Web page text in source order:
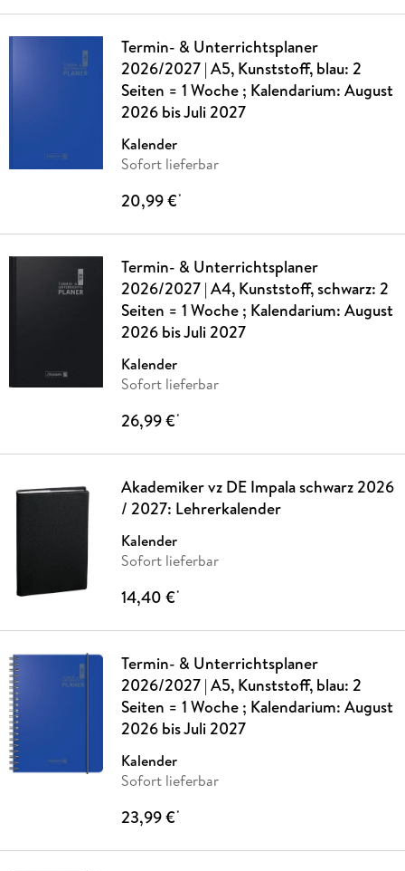
Termin- & Unterrichtsplaner
2026/2027 | A5, Kunststoff, blau: 2
Seiten = 1 Woche ; Kalendarium: August
2026 bis Juli 2027
Kalender
Sofort lieferbar
20,99 €*
Termin- & Unterrichtsplaner
2026/2027 | A4, Kunststoff, schwarz: 2
Seiten = 1 Woche ; Kalendarium: August
2026 bis Juli 2027
Kalender
Sofort lieferbar
26,99 €*
Akademiker vz DE Impala schwarz 2026
/ 2027: Lehrerkalender
Kalender
Sofort lieferbar
14,40 €*
Termin- & Unterrichtsplaner
2026/2027 | A5, Kunststoff, blau: 2
Seiten = 1 Woche ; Kalendarium: August
2026 bis Juli 2027
Kalender
Sofort lieferbar
23,99 €*